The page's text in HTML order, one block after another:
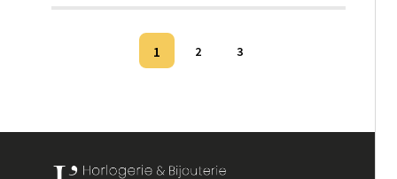
Pagination
1 2 3